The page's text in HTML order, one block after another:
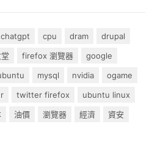
chatgpt cpu dram
drupal
firefox 瀏覽器
google
mysql nvidia
ogame
twitter firefox
ubuntu linux
油價 瀏覽器 經濟
資安